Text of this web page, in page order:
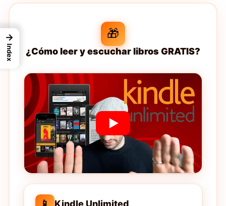
🎁
¿Cómo leer y escuchar libros GRATIS?
Kindle Unlimited
→
Index